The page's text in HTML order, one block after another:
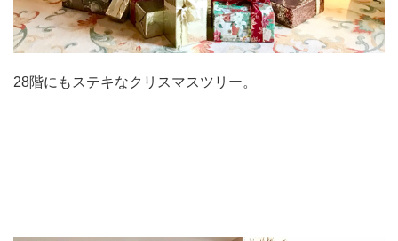
28階にもステキなクリスマスツリー。